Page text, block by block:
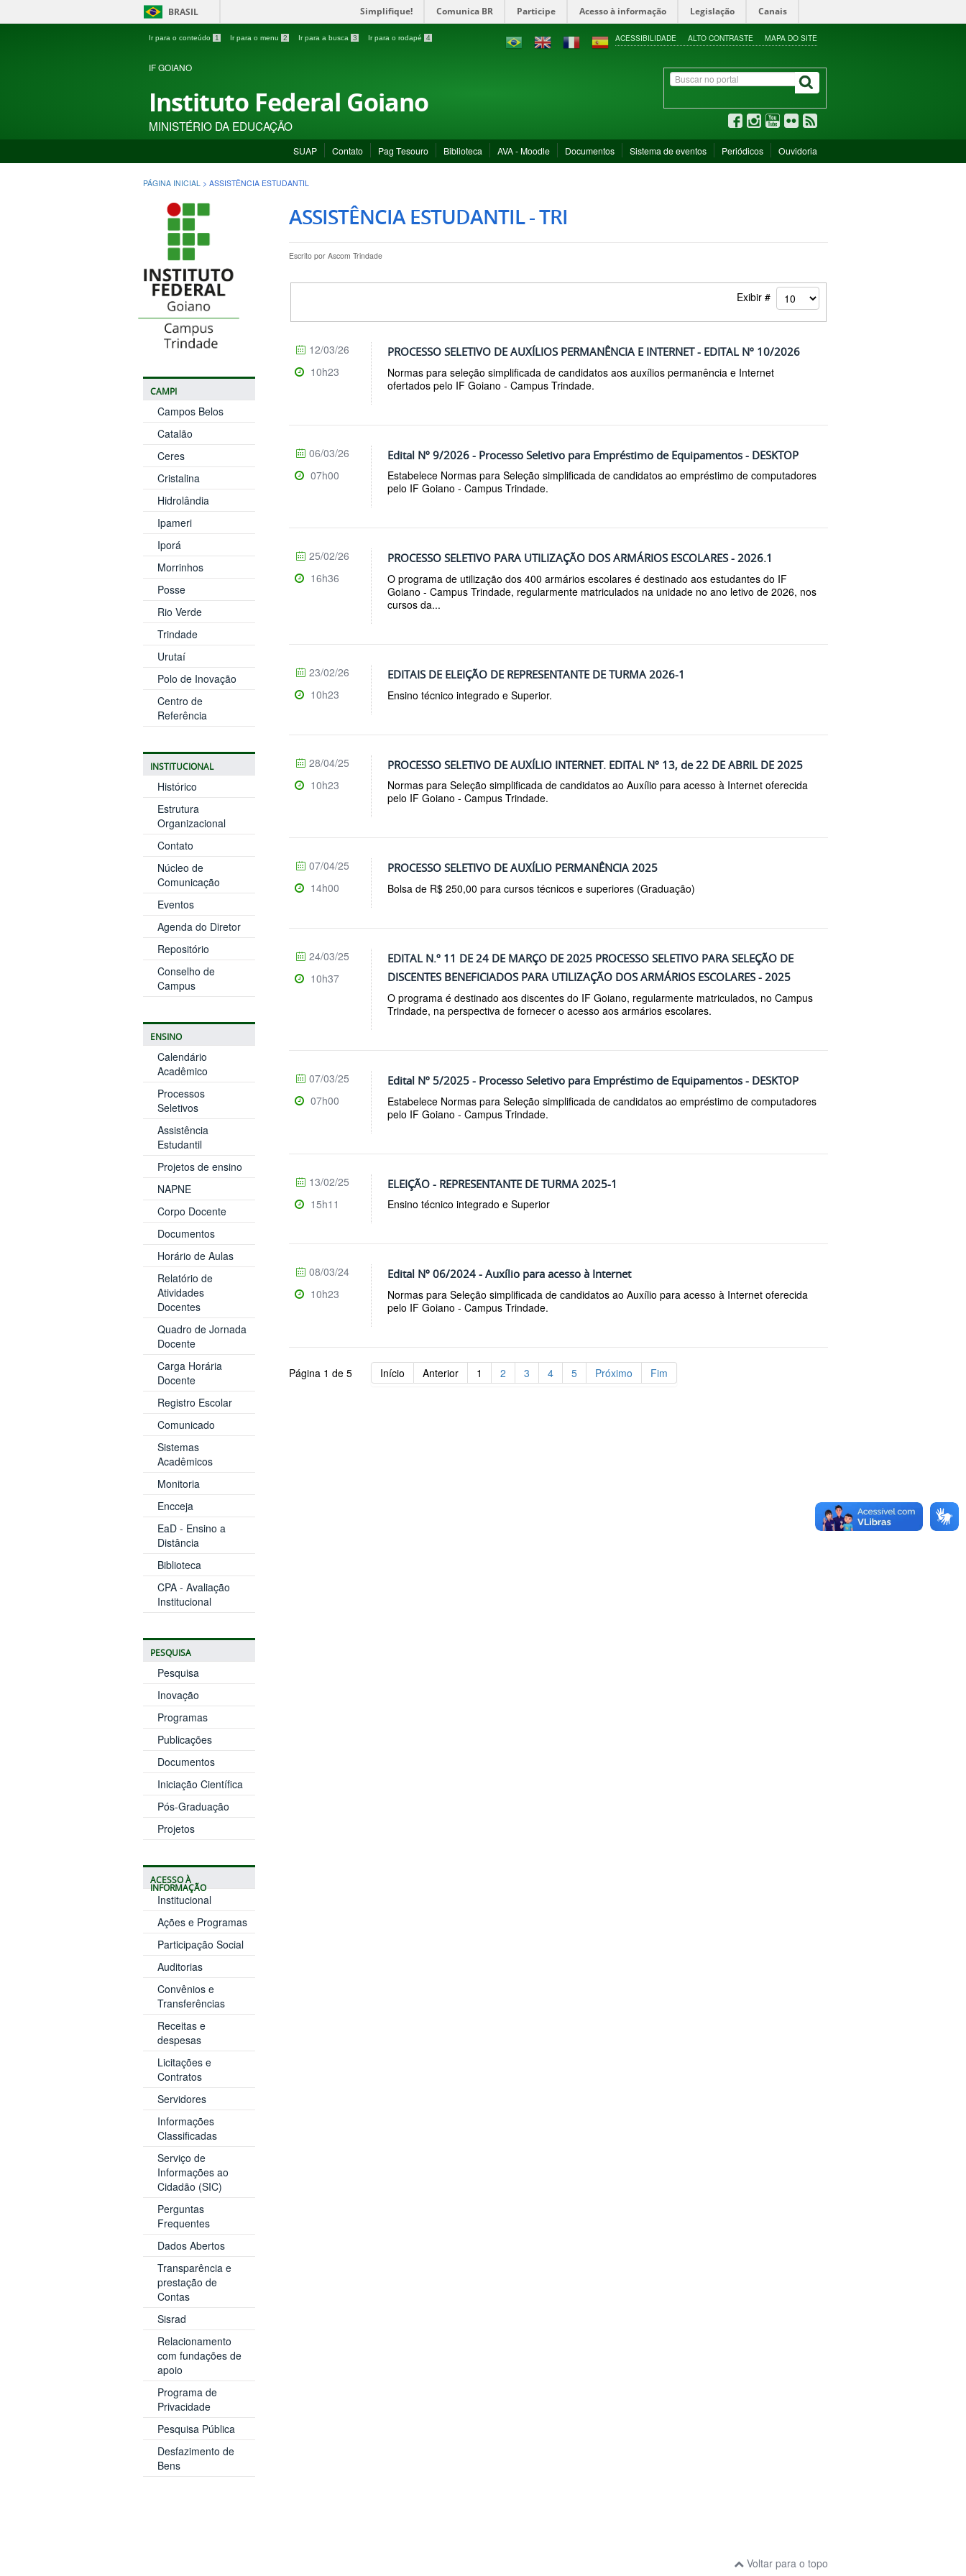
BRASIL Simplifique! Comunica BR Participe Acesso à informação Legislação Canais
Ir para o conteúdo 1 Ir para o menu 2 Ir para a busca 3 Ir para o rodapé 4 ACESSIBILIDADE ALTO CONTRASTE MAPA DO SITE
IF GOIANO
Instituto Federal Goiano
MINISTÉRIO DA EDUCAÇÃO
SUAP Contato Pag Tesouro Biblioteca AVA - Moodle Documentos Sistema de eventos Periódicos Ouvidoria
PÁGINA INICIAL > ASSISTÊNCIA ESTUDANTIL
CAMPI
Campos Belos
Catalão
Ceres
Cristalina
Hidrolândia
Ipameri
Iporá
Morrinhos
Posse
Rio Verde
Trindade
Urutaí
Polo de Inovação
Centro de
Referência
INSTITUCIONAL
Histórico
Estrutura
Organizacional
Contato
Núcleo de
Comunicação
Eventos
Agenda do Diretor
Repositório
Conselho de
Campus
ENSINO
Calendário
Acadêmico
Processos
Seletivos
Assistência
Estudantil
Projetos de ensino
NAPNE
Corpo Docente
Documentos
Horário de Aulas
Relatório de
Atividades
Docentes
Quadro de Jornada
Docente
Carga Horária
Docente
Registro Escolar
Comunicado
Sistemas
Acadêmicos
Monitoria
Encceja
EaD - Ensino a
Distância
Biblioteca
CPA - Avaliação
Institucional
PESQUISA
Pesquisa
Inovação
Programas
Publicações
Documentos
Iniciação Científica
Pós-Graduação
Projetos
ACESSO À
INFORMAÇÃO
Institucional
Ações e Programas
Participação Social
Auditorias
Convênios e
Transferências
Receitas e
despesas
Licitações e
Contratos
Servidores
Informações
Classificadas
Serviço de
Informações ao
Cidadão (SIC)
Perguntas
Frequentes
Dados Abertos
Transparência e
prestação de
Contas
Sisrad
Relacionamento
com fundações de
apoio
Programa de
Privacidade
Pesquisa Pública
Desfazimento de
Bens
ASSISTÊNCIA ESTUDANTIL - TRI
Escrito por Ascom Trindade
Exibir #
PROCESSO SELETIVO DE AUXÍLIOS PERMANÊNCIA E INTERNET - EDITAL Nº 10/2026
Normas para seleção simplificada de candidatos aos auxílios permanência e Internet
ofertados pelo IF Goiano - Campus Trindade.
12/03/26
10h23
Edital Nº 9/2026 - Processo Seletivo para Empréstimo de Equipamentos - DESKTOP
Estabelece Normas para Seleção simplificada de candidatos ao empréstimo de computadores
pelo IF Goiano - Campus Trindade.
06/03/26
07h00
PROCESSO SELETIVO PARA UTILIZAÇÃO DOS ARMÁRIOS ESCOLARES - 2026.1
O programa de utilização dos 400 armários escolares é destinado aos estudantes do IF
Goiano - Campus Trindade, regularmente matriculados na unidade no ano letivo de 2026, nos
cursos da...
25/02/26
16h36
EDITAIS DE ELEIÇÃO DE REPRESENTANTE DE TURMA 2026-1
Ensino técnico integrado e Superior.
23/02/26
10h23
PROCESSO SELETIVO DE AUXÍLIO INTERNET. EDITAL Nº 13, de 22 DE ABRIL DE 2025
Normas para Seleção simplificada de candidatos ao Auxílio para acesso à Internet oferecida
pelo IF Goiano - Campus Trindade.
28/04/25
10h23
PROCESSO SELETIVO DE AUXÍLIO PERMANÊNCIA 2025
Bolsa de R$ 250,00 para cursos técnicos e superiores (Graduação)
07/04/25
14h00
EDITAL N.º 11 DE 24 DE MARÇO DE 2025 PROCESSO SELETIVO PARA SELEÇÃO DE
DISCENTES BENEFICIADOS PARA UTILIZAÇÃO DOS ARMÁRIOS ESCOLARES - 2025
O programa é destinado aos discentes do IF Goiano, regularmente matriculados, no Campus
Trindade, na perspectiva de fornecer o acesso aos armários escolares.
24/03/25
10h37
Edital Nº 5/2025 - Processo Seletivo para Empréstimo de Equipamentos - DESKTOP
Estabelece Normas para Seleção simplificada de candidatos ao empréstimo de computadores
pelo IF Goiano - Campus Trindade.
07/03/25
07h00
ELEIÇÃO - REPRESENTANTE DE TURMA 2025-1
Ensino técnico integrado e Superior
13/02/25
15h11
Edital Nº 06/2024 - Auxílio para acesso à Internet
Normas para Seleção simplificada de candidatos ao Auxílio para acesso à Internet oferecida
pelo IF Goiano - Campus Trindade.
08/03/24
10h23
Página 1 de 5 Início Anterior 1 2 3 4 5 Próximo Fim
Voltar para o topo